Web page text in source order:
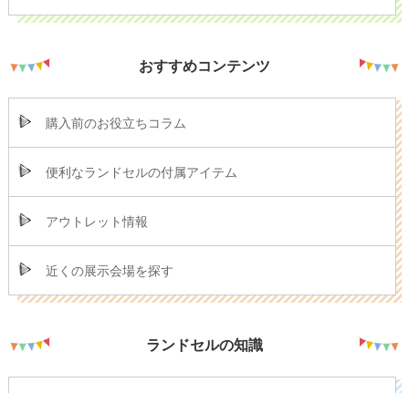
おすすめコンテンツ
購入前のお役立ちコラム
便利なランドセルの付属アイテム
アウトレット情報
近くの展示会場を探す
ランドセルの知識